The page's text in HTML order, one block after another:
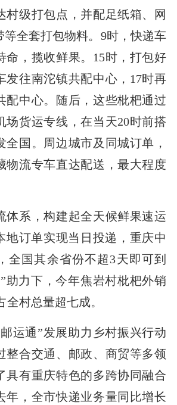
村级打包点，并配足纸箱、网
等全套打包物料。9时，快递车
命，揽收鲜果。15时，打包好
发往南沱镇共配中心，17时再
配中心。随后，这些枇杷通过
场货运专线，在当天20时前搭
全国。周边城市及同城订单，
物流专车直达配送，最大程度
体系，构建起全天候鲜果速运
订单实现当日投递，重庆中
全国其余省份不超3天即可到
助力下，今年焦岩村枇杷外销
全村总量超七成。
运通”发展助力乡村振兴行动
整合交通、邮政、商贸等多领
具有重庆特色的多跨协同融合
年，全市快递业务量同比增长